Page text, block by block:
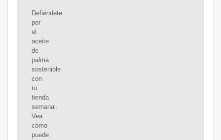
Defiéndete
por
el
aceite
de
palma
sostenible
con
tu
tienda
semanal.
Vea
cómo
puede